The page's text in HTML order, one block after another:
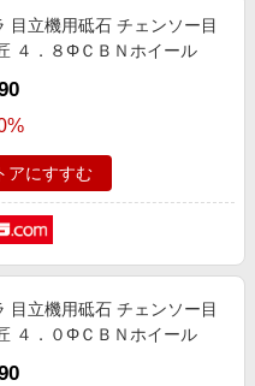
目立機用砥石 チェンソー目
４．８ΦＣＢＮホイール
アにすすむ
目立機用砥石 チェンソー目
４．０ΦＣＢＮホイール